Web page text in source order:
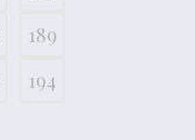
189
194